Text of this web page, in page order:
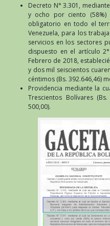
Decreto N° 3.301,
y ocho por ciento (58%)
obligatorio en todo el
Venezuela, para los
servicios en los sectores
dispuesto en el artículo
Febrero de 2018,
y dos mil seiscientos
céntimos (Bs. 392.646,46)
Providencia mediante la
Trescientos Bolívares
500,00).